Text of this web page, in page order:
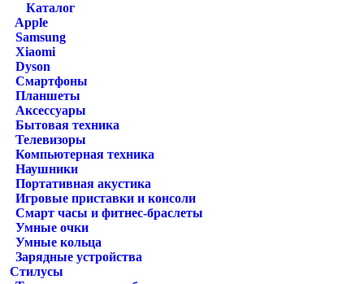
Каталог
Apple
Samsung
Xiaomi
Dyson
Смартфоны
Планшеты
Аксессуары
Бытовая техника
Телевизоры
Компьютерная техника
Наушники
Портативная акустика
Игровые приставки и консоли
Смарт часы и фитнес-браслеты
Умные очки
Умные кольца
Зарядные устройства
Стилусы